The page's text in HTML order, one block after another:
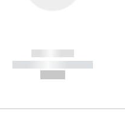
------------
----------- -----------